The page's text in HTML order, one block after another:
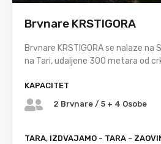
Brvnare KRSTIGORA
Brvnare KRSTIGORA se nalaze na
na Tari, udaljene 300 metara od
KAPACITET
2 Brvnare / 5 + 4 Osobe
TARA, IZDVAJAMO - TARA -